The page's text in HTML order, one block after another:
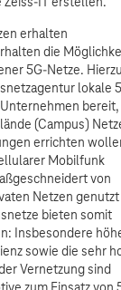
erhalten
die
5G-Netze. Hierzu
lokale
bereit,
(Campus)
errichten
Mobilfunk
von
Netzen genutzt
bieten somit
Insbesondere
sowie die sehr
Vernetzung sind